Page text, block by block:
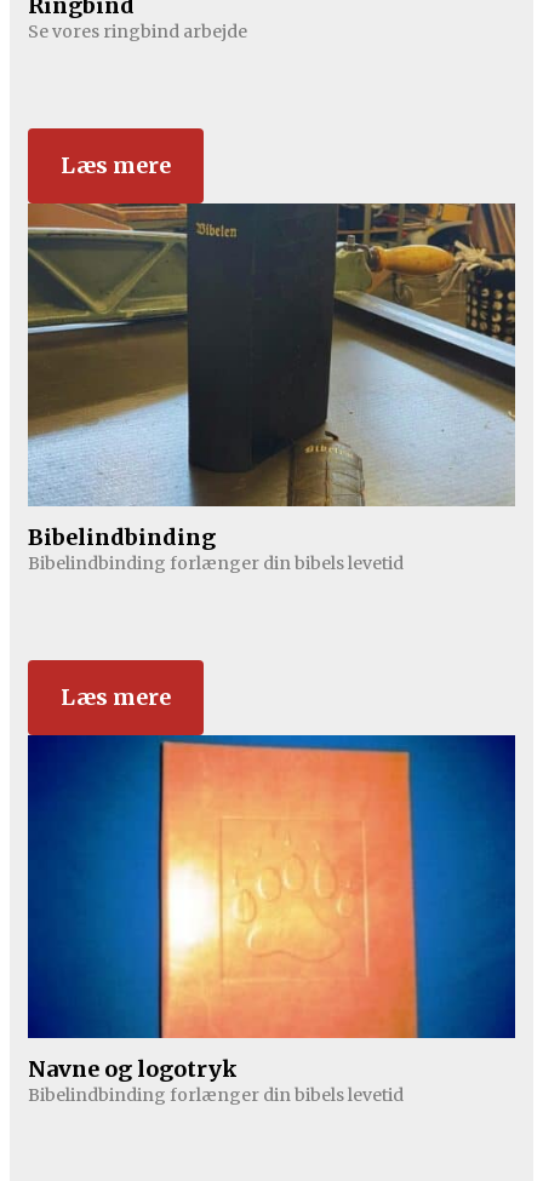
Se vores ringbind arbejde
Læs mere
Bibelindbinding
Bibelindbinding forlænger din bibels levetid
Læs mere
Navne og logotryk
Bibelindbinding forlænger din bibels levetid